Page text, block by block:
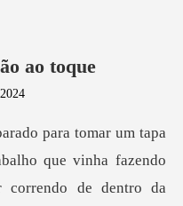
0
ao toque
de dentro da